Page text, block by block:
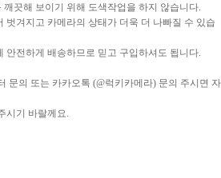
끗해 보이기 위해 도색작업을 하지 않습니다.
벗겨지고 카메라의 상태가 더욱 더 나빠질 수 있습
안전하게 배송하므로 믿고 구입하셔도 됩니다.
문의 또는 카카오톡 (@럭키카메라) 문의 주시면 자
시기 바랄께요.